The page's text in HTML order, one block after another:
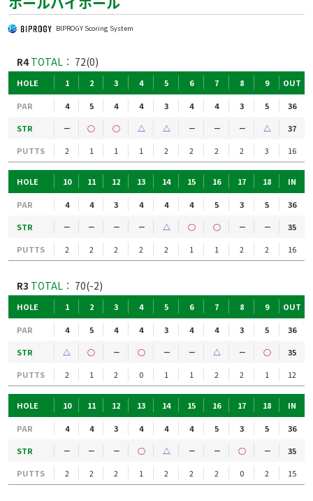
BIPROGY Scoring System
R4TOTAL： 72(0)
HOLE 1 2 3 4 5 6 7 8 9 OUT
PAR 4 5 4 4 3 4 4 3 5
36
STR
－ ○ ○ △ △ － － － △
37
PUTTS
2 1 1 1 2 2 2 2 3 16
HOLE 10 11 12 13 14 15 16 17 18 IN
PAR 4 4 3 4 4 4 5 3 5
36
STR
－ － － － △ ○ ○ － －
35
PUTTS
2 2 2 2 2 1 1 2 2 16
R3 TOTAL： 70(-2)
HOLE 1 2 3 4 5 6 7 8 9 OUT
PAR 4 5 4 4 3 4 4 3 5
36
STR
△ ○ － ○ － － △ － ○
35
PUTTS
2 1 2 0 1 1 2 2 1 12
HOLE 10 11 12 13 14 15 16 17 18 IN
PAR 4 4 3 4 4 4 5 3 5
36
STR
－ － － ○ △ － － ○ －
35
PUTTS
2 2 2 1 2 2 2 0 2 15